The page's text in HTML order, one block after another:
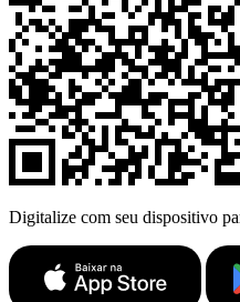
Digitalize com seu dispositivo